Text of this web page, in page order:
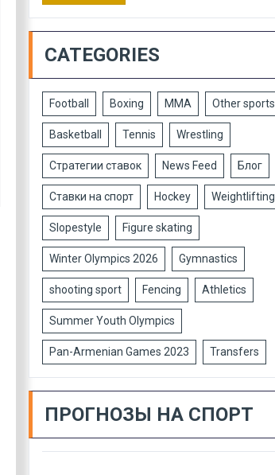
CATEGORIES
Football Boxing MMA Other sports
Basketball Tennis Wrestling
Стратегии ставок News Feed Блог
Ставки на спорт Hockey Weightlifting
Slopestyle Figure skating
Winter Olympics 2026 Gymnastics
shooting sport Fencing Athletics
Summer Youth Olympics
Pan-Armenian Games 2023 Transfers
ПРОГНОЗЫ НА СПОРТ